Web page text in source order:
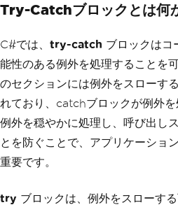
Try-Catchブロックとは何
C#では、 try-catch ブロックはコ
能性のある例外を処理することを
のセクションには例外をスローす
れており、catchブロックが例外を
例外を穏やかに処理し、呼び出し
とを防ぐことで、アプリケーショ
重要です。
try ブロックは、例外をスローす